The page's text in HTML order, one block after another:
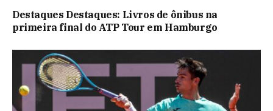
Destaques Destaques: Livros de ônibus na
primeira final do ATP Tour em Hamburgo